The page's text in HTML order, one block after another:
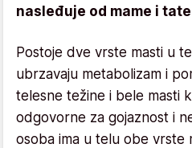
nasleđuje od mame i tate
Postoje dve vrste masti u
ubrzavaju metabolizam i
telesne težine i bele masti
odgovorne za gojaznost i
osoba ima u telu obe vrste